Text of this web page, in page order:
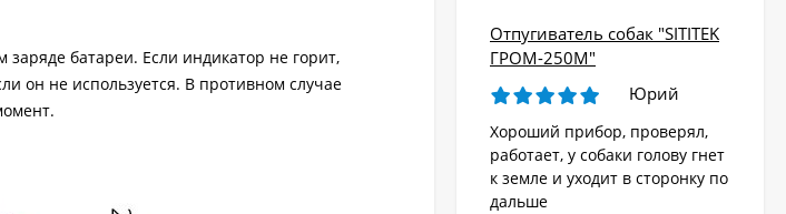
батареи. Если индикатор не горит,
он не используется. В противном случае
Отпугиватель собак "SITITEK
ГРОМ-250М"
Юрий
Хороший прибор, проверял,
работает, у собаки голову гнет
к земле и уходит в сторонку по
дальше